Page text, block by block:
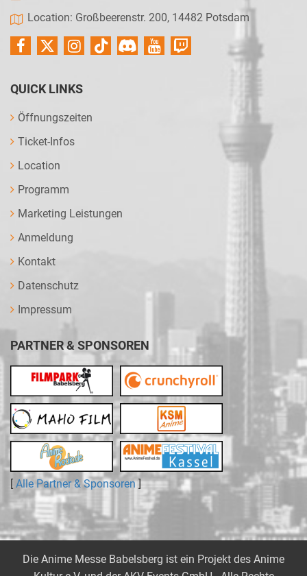
Location: Großbeerenstr. 200, 14482 Potsdam
QUICK LINKS
Öffnungszeiten
Ticket-Infos
Location
Programm
Marketing Leistungen
Anmeldung
Kontakt
Datenschutz
Impressum
PARTNER & SPONSOREN
[ Alle Partner & Sponsoren]
Die Anime Messe Babelsberg ist ein Projekt des Anime